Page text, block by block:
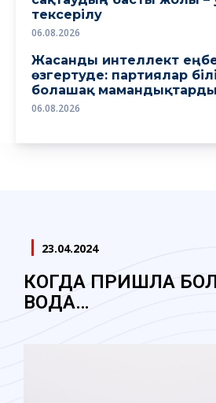
тексерілу
06.08.2026
Жасанды интеллект
өзгертуде: партиялар
болашақ
06.08.2026